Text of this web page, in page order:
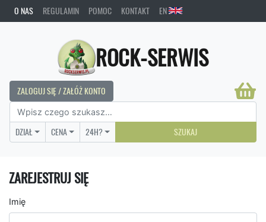
O NAS REGULAMIN POMOC KONTAKT EN
ROCK-SERWIS
ZALOGUJ SIĘ / ZAŁÓŻ KONTO
DZIAŁ CENA 24H? SZUKAJ
ZAREJESTRUJ SIĘ
Imię